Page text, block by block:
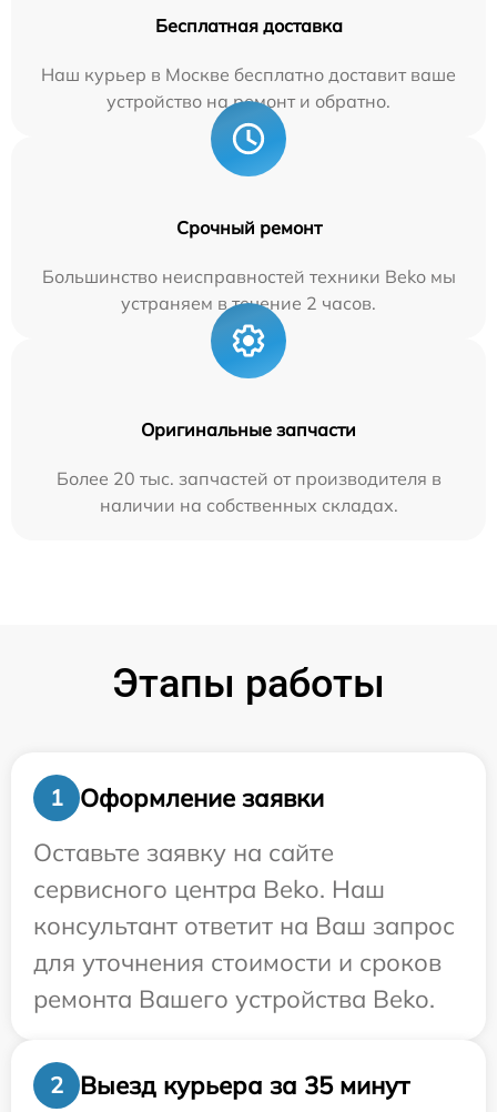
Бесплатная доставка
Наш курьер в Москве бесплатно доставит ваше
устройство на ремонт и обратно.
Срочный ремонт
Большинство неисправностей техники Beko мы
устраняем в течение 2 часов.
Оригинальные запчасти
Более 20 тыс. запчастей от производителя в
наличии на собственных складах.
Этапы работы
1
Оформление заявки
Оставьте заявку на сайте
сервисного центра Beko. Наш
консультант ответит на Ваш запрос
для уточнения стоимости и сроков
ремонта Вашего устройства Beko.
2
Выезд курьера за 35 минут